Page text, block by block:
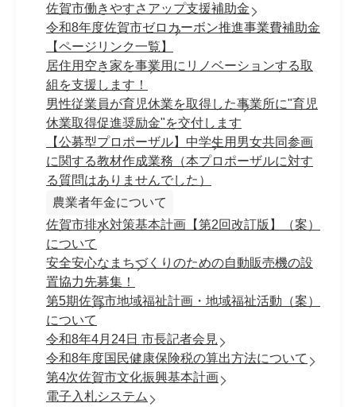
佐賀市働きやすさアップ支援補助金
令和8年度佐賀市ゼロカーボン推進事業費補助金
【ページリンク一覧】
居住用空き家を事業用にリノベーションする取
組を支援します！
男性従業員が育児休業を取得した事業所に"育児
休業取得促進奨励金"を交付します
【公募型プロポーザル】中学生用男女共同参画
に関する教材作成業務（本プロポーザルに対す
る質問はありませんでした）
農業者年金について
佐賀市排水対策基本計画【第2回改訂版】（案）
について
安全安心なまちづくりのための自動販売機の設
置協力先募集！
第5期佐賀市地域福祉計画・地域福祉活動（案）
について
令和8年4月24日 市長記者会見
令和8年度国民健康保険税の算出方法について
第4次佐賀市文化振興基本計画
電子入札システム